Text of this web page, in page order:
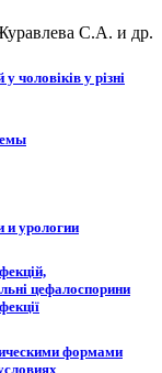
С.А. и др.
чоловіків у різні
и урологии
цефалоспорини
формами